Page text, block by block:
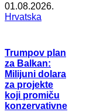
01.08.2026.
Hrvatska
Trumpov plan
za Balkan:
Milijuni dolara
za projekte
koji promiču
konzervativne